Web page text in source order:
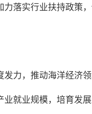
力落实行业扶持政策
，推动海洋经济领
业规模，培育发展